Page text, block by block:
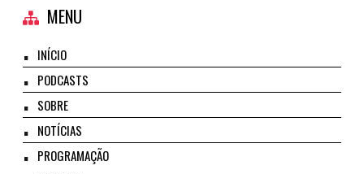
MENU
INÍCIO
PODCASTS
SOBRE
NOTÍCIAS
PROGRAMAÇÃO